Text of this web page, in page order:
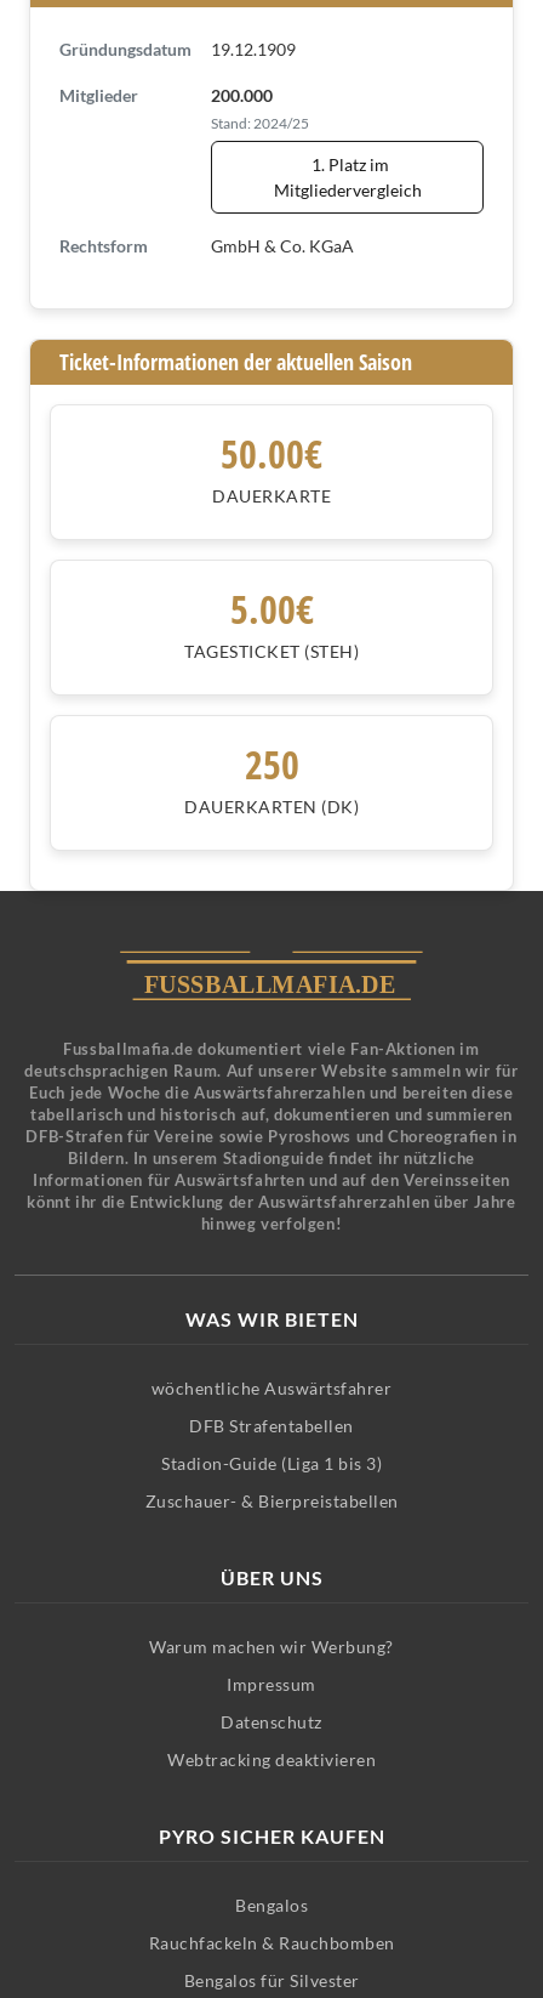
Gründungsdatum 19.12.1909
Mitglieder 200.000
Stand: 2024/25
1. Platz im
Mitgliedervergleich
Rechtsform GmbH & Co. KGaA
Ticket-Informationen der aktuellen Saison
50.00€
DAUERKARTE
5.00€
TAGESTICKET (STEH)
250
DAUERKARTEN (DK)
Fussballmafia.de dokumentiert viele Fan-Aktionen im
deutschsprachigen Raum. Auf unserer Website sammeln wir für
Euch jede Woche die Auswärtsfahrerzahlen und bereiten diese
tabellarisch und historisch auf, dokumentieren und summieren
DFB-Strafen für Vereine sowie Pyroshows und Choreografien in
Bildern. In unserem Stadionguide findet ihr nützliche
Informationen für Auswärtsfahrten und auf den Vereinsseiten
könnt ihr die Entwicklung der Auswärtsfahrerzahlen über Jahre
hinweg verfolgen!
WAS WIR BIETEN
wöchentliche Auswärtsfahrer
DFB Strafentabellen
Stadion-Guide (Liga 1 bis 3)
Zuschauer- & Bierpreistabellen
ÜBER UNS
Warum machen wir Werbung?
Impressum
Datenschutz
Webtracking deaktivieren
PYRO SICHER KAUFEN
Bengalos
Rauchfackeln & Rauchbomben
Bengalos für Silvester